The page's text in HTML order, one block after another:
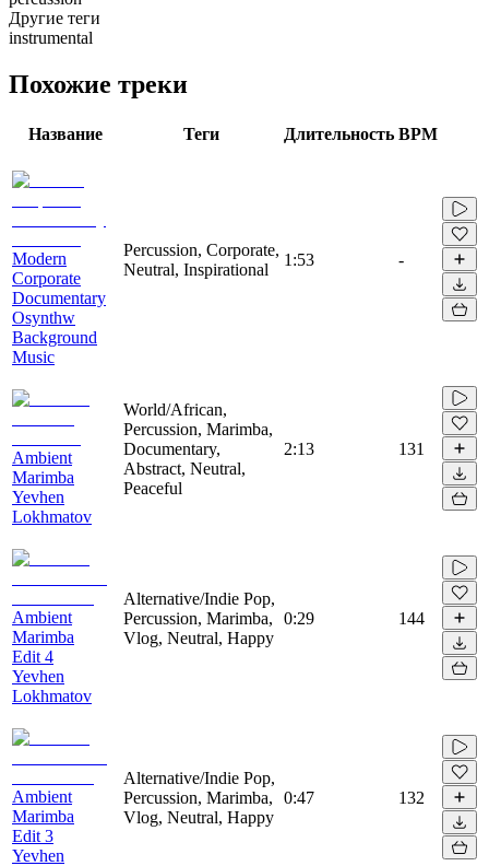
Другие теги
instrumental
Похожие треки
Название Теги Длительность BPM
Modern
Corporate
Documentary
Osynthw
Background
Music
Percussion, Corporate,
Neutral, Inspirational
1:53 -
Ambient
Marimba
Yevhen
Lokhmatov
World/African,
Percussion, Marimba,
Documentary,
Abstract, Neutral,
Peaceful
2:13 131
Ambient
Marimba
Edit 4
Yevhen
Lokhmatov
Alternative/Indie Pop,
Percussion, Marimba,
Vlog, Neutral, Happy
0:29 144
Ambient
Marimba
Edit 3
Yevhen
Alternative/Indie Pop,
Percussion, Marimba,
Vlog, Neutral, Happy
0:47 132